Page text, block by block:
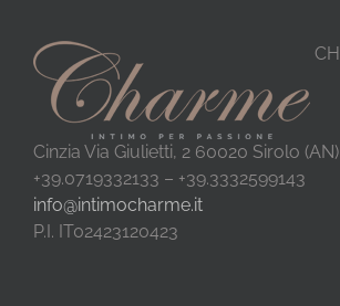
Cinzia Via Giulietti, 2 60020 Sirolo (AN)
+39.0719332133 – +39.3332599143
info@intimocharme.it
P.I. IT02423120423